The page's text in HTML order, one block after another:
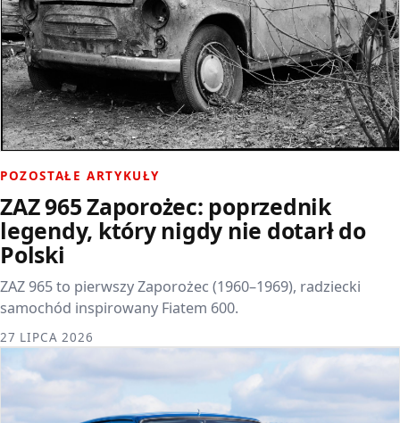
POZOSTAŁE ARTYKUŁY
ZAZ 965 Zaporożec: poprzednik
legendy, który nigdy nie dotarł do
Polski
ZAZ 965 to pierwszy Zaporożec (1960–1969), radziecki
samochód inspirowany Fiatem 600.
27 LIPCA 2026